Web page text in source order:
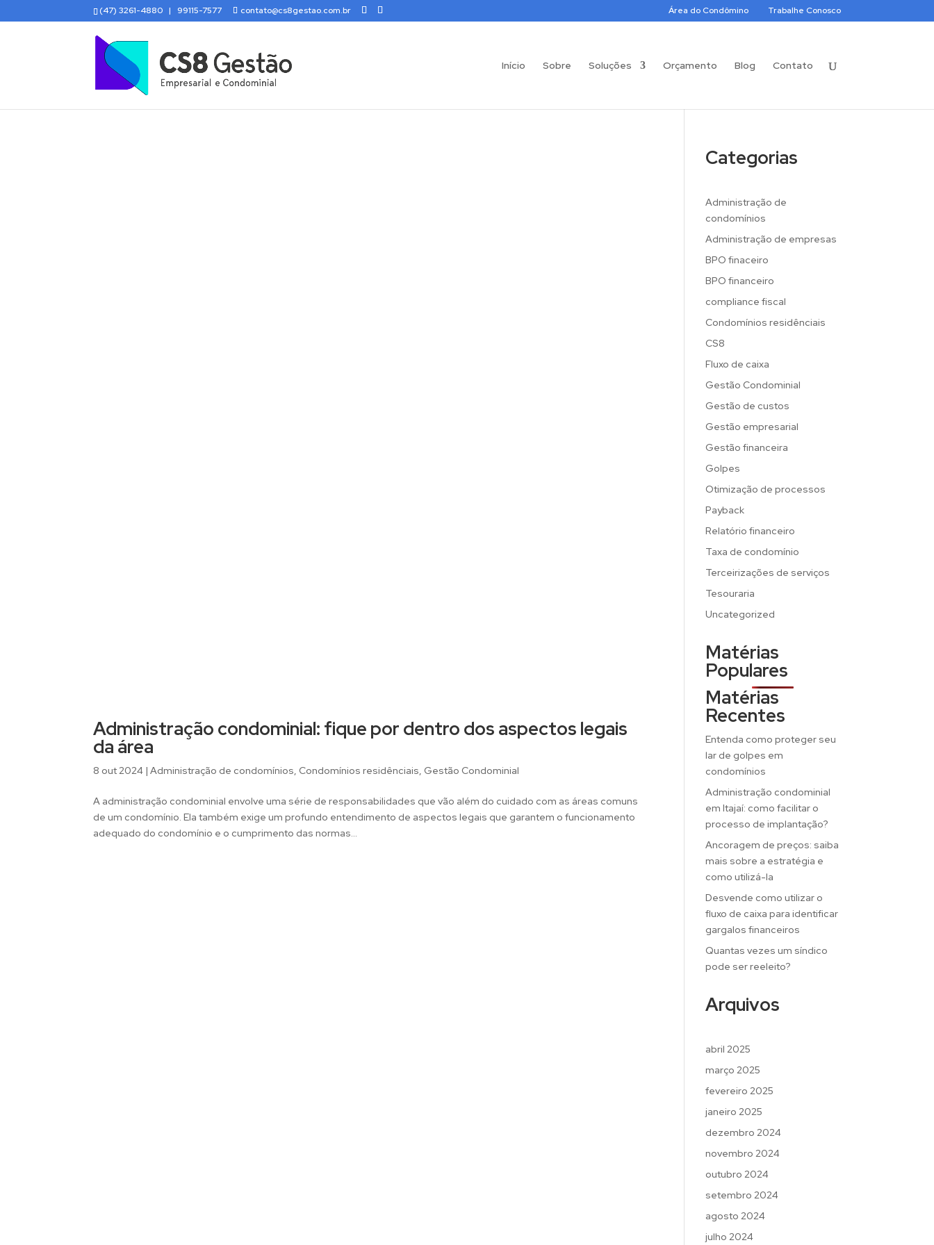
(47) 3261-4880 | 99115-7577 contato@cs8gestao.com.br Área do Condômino Trabalhe Conosco
Início Sobre Soluções Orçamento Blog Contato
Administração condominial: fique por dentro dos aspectos legais
da área
8 out 2024 |Administração de condomínios, Condomínios residênciais, Gestão Condominial
A administração condominial envolve uma série de responsabilidades que vão além do cuidado com as áreas comuns
de um condomínio. Ela também exige um profundo entendimento de aspectos legais que garantem o funcionamento
adequado do condomínio e o cumprimento das normas...
Categorias
Administração de
condomínios
Administração de empresas
BPO finaceiro
BPO financeiro
compliance fiscal
Condomínios residênciais
CS8
Fluxo de caixa
Gestão Condominial
Gestão de custos
Gestão empresarial
Gestão financeira
Golpes
Otimização de processos
Payback
Relatório financeiro
Taxa de condomínio
Terceirizações de serviços
Tesouraria
Uncategorized
Matérias
Populares
Matérias
Recentes
Entenda como proteger seu
lar de golpes em
condomínios
Administração condominial
em Itajaí: como facilitar o
processo de implantação?
Ancoragem de preços: saiba
mais sobre a estratégia e
como utilizá-la
Desvende como utilizar o
fluxo de caixa para identificar
gargalos financeiros
Quantas vezes um síndico
pode ser reeleito?
Arquivos
abril 2025
março 2025
fevereiro 2025
janeiro 2025
dezembro 2024
novembro 2024
outubro 2024
setembro 2024
agosto 2024
julho 2024